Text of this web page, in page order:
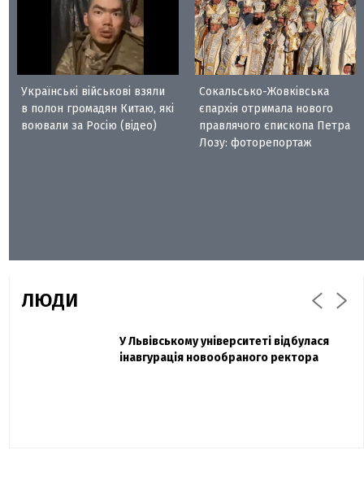
Українські військові взяли
в полон громадян Китаю, які
воювали за Росію (відео)
Сокальсько-Жовківська
єпархія отримала нового
правлячого єпископа Петра
Лозу: фоторепортаж
ЛЮДИ
Павло Дак
«Час не лікує, лише притуплює біль»:
Захисник "Азовсталі" Діанов вдруге
одружився та показав фото з весілля
У Львівському університеті відбулася
інавгурація новообраного ректора